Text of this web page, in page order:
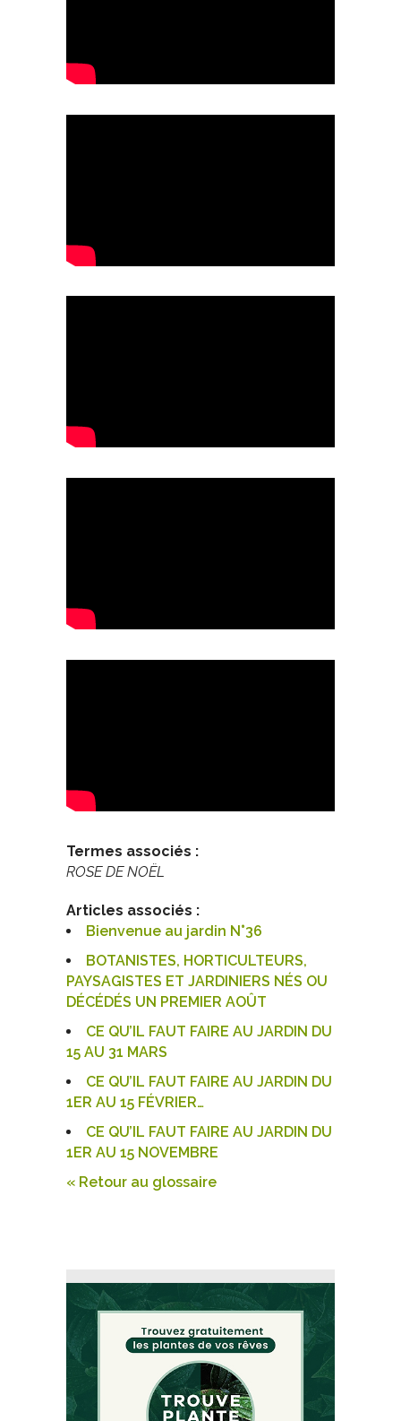
Termes associés :
ROSE DE NOËL
Articles associés :
Bienvenue au jardin N°36
BOTANISTES, HORTICULTEURS,
PAYSAGISTES ET JARDINIERS NÉS OU
DÉCÉDÉS UN PREMIER AOÛT
CE QU’IL FAUT FAIRE AU JARDIN DU
15 AU 31 MARS
CE QU’IL FAUT FAIRE AU JARDIN DU
1ER AU 15 FÉVRIER…
CE QU’IL FAUT FAIRE AU JARDIN DU
1ER AU 15 NOVEMBRE
« Retour au glossaire